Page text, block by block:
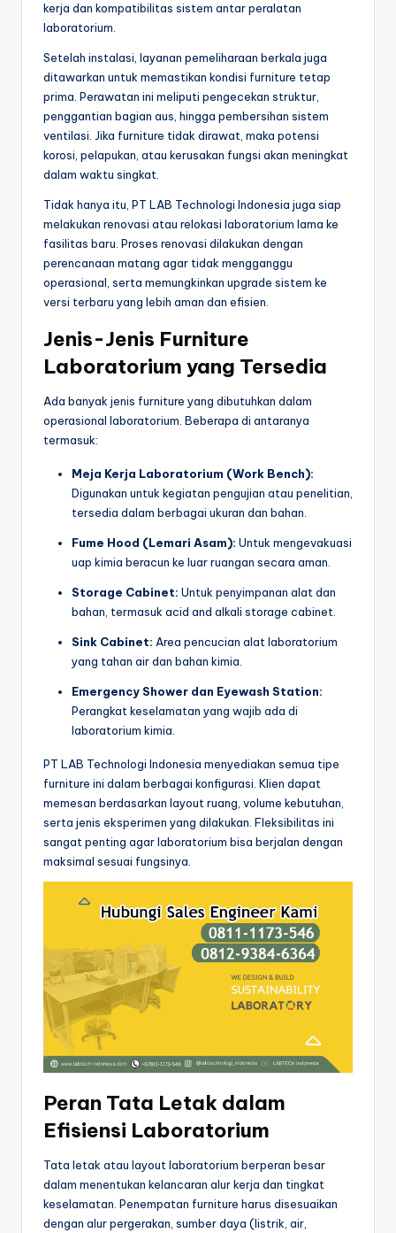
kerja dan kompatibilitas sistem antar peralatan
laboratorium.
Setelah instalasi, layanan pemeliharaan berkala juga
ditawarkan untuk memastikan kondisi furniture tetap
prima. Perawatan ini meliputi pengecekan struktur,
penggantian bagian aus, hingga pembersihan sistem
ventilasi. Jika furniture tidak dirawat, maka potensi
korosi, pelapukan, atau kerusakan fungsi akan meningkat
dalam waktu singkat.
Tidak hanya itu, PT LAB Technologi Indonesia juga siap
melakukan renovasi atau relokasi laboratorium lama ke
fasilitas baru. Proses renovasi dilakukan dengan
perencanaan matang agar tidak mengganggu
operasional, serta memungkinkan upgrade sistem ke
versi terbaru yang lebih aman dan efisien.
Jenis-Jenis Furniture
Laboratorium yang Tersedia
Ada banyak jenis furniture yang dibutuhkan dalam
operasional laboratorium. Beberapa di antaranya
termasuk:
Meja Kerja Laboratorium (Work Bench):
Digunakan untuk kegiatan pengujian atau penelitian,
tersedia dalam berbagai ukuran dan bahan.
Fume Hood (Lemari Asam): Untuk mengevakuasi
uap kimia beracun ke luar ruangan secara aman.
Storage Cabinet: Untuk penyimpanan alat dan
bahan, termasuk acid and alkali storage cabinet.
Sink Cabinet: Area pencucian alat laboratorium
yang tahan air dan bahan kimia.
Emergency Shower dan Eyewash Station:
Perangkat keselamatan yang wajib ada di
laboratorium kimia.
PT LAB Technologi Indonesia menyediakan semua tipe
furniture ini dalam berbagai konfigurasi. Klien dapat
memesan berdasarkan layout ruang, volume kebutuhan,
serta jenis eksperimen yang dilakukan. Fleksibilitas ini
sangat penting agar laboratorium bisa berjalan dengan
maksimal sesuai fungsinya.
Peran Tata Letak dalam
Efisiensi Laboratorium
Tata letak atau layout laboratorium berperan besar
dalam menentukan kelancaran alur kerja dan tingkat
keselamatan. Penempatan furniture harus disesuaikan
dengan alur pergerakan, sumber daya (listrik, air,